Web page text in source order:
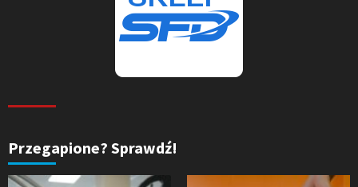
Przegapione? Sprawdź!